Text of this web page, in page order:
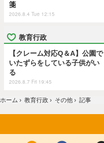
箋
2026.8.4 Tue 12:15
教育行政
【クレーム対応Q＆A】公園で
いたずらをしている子供がい
る
2026.8.7 Fri 19:45
ホーム › 教育行政 › その他 › 記事